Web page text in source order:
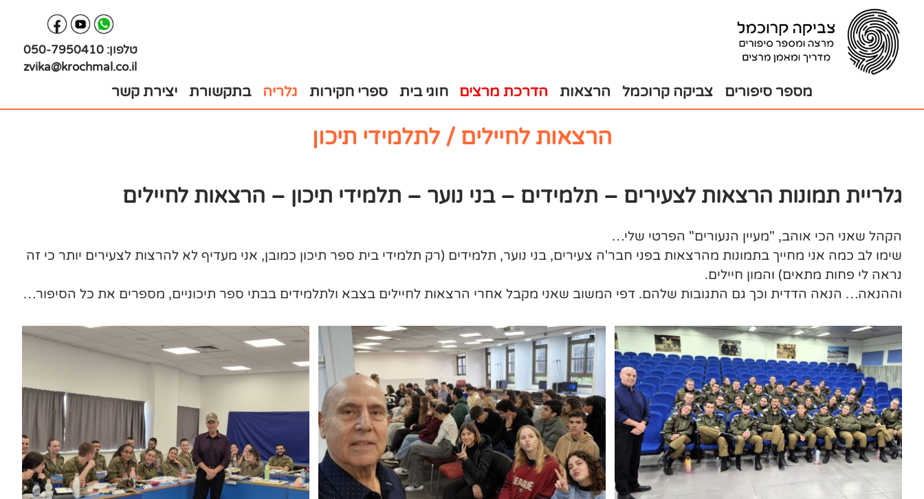
יצירת
קשר
עבור
לתוכן
מספר סיפורים צביקה קרוכמל הרצאות הדרכת מרצים חוגי בית ספרי חקירות גלריה בתקשורת יצירת קשר
טלפון:050-7950410
zvika@krochmal.co.il
הרצאות לחיילים / לתלמידי תיכון
גלריית תמונות הרצאות לצעירים – תלמידים – בני נוער – תלמידי תיכון – הרצאות לחיילים
הקהל שאני הכי אוהב, "מעיין הנעורים" הפרטי שלי…
שימו לב כמה אני מחייך בתמונות מהרצאות בפני חבר'ה צעירים, בני נוער, תלמידים (רק תלמידי בית ספר תיכון כמובן, אני מעדיף לא להרצות לצעירים יותר כי זה
נראה לי פחות מתאים) והמון חיילים.
וההנאה… הנאה הדדית וכך גם התגובות שלהם. דפי המשוב שאני מקבל אחרי הרצאות לחיילים בצבא ולתלמידים בבתי ספר תיכוניים, מספרים את כל הסיפור…